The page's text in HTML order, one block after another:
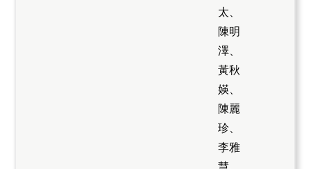
太、
陳明
澤、
黃秋
媖、
陳麗
珍、
李雅
慧、